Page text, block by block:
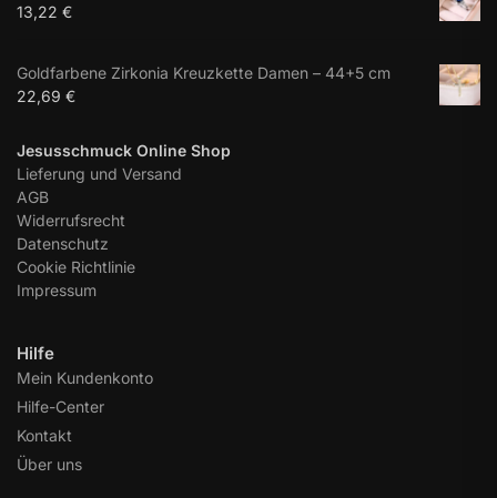
13,22 €
Goldfarbene Zirkonia Kreuzkette Damen – 44+5 cm
22,69 €
Jesusschmuck Online Shop
Lieferung und Versand
AGB
Widerrufsrecht
Datenschutz
Cookie Richtlinie
Impressum
Hilfe
Mein Kundenkonto
Hilfe-Center
Kontakt
Über uns